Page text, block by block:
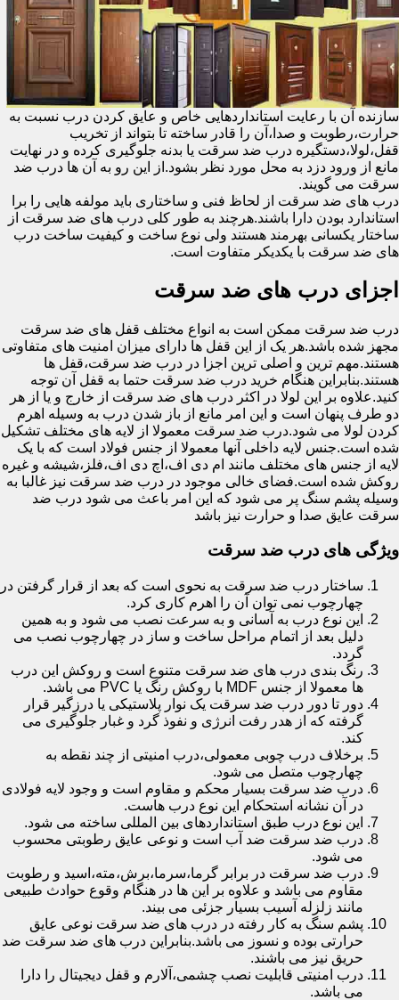
سازنده آن با رعایت استانداردهایی خاص و عایق کردن درب نسبت به
حرارت،رطوبت و صدا،آن را قادر ساخته تا بتواند از تخریب
قفل،لولا،دستگیره درب ضد سرقت یا بدنه جلوگیری کرده و در نهایت
مانع از ورود دزد به محل مورد نظر بشود.از این رو به آن ها درب ضد
سرقت می گویند.
درب های ضد سرقت از لحاظ فنی و ساختاری باید مولفه هایی را برا
استاندارد بودن دارا باشند.هرچند به طور کلی درب های ضد سرقت از
ساختار یکسانی بهرمند هستند ولی نوع ساخت و کیفیت ساخت درب
های ضد سرقت با یکدیکر متفاوت است.
اجزای درب های ضد سرقت
درب ضد سرقت ممکن است به انواع مختلف قفل های ضد سرقت
مجهز شده باشد.هر یک از این قفل ها دارای میزان امنیت های متفاوتی
هستند.مهم ترین و اصلی ترین اجزا در درب ضد سرقت،قفل ها
هستند.بنابراین هنگام خرید درب ضد سرقت حتما به قفل آن توجه
کنید.علاوه بر این لولا در اکثر درب های ضد سرقت از خارج و یا از هر
دو طرف پنهان است و این امر مانع از باز شدن درب به وسیله اهرم
کردن لولا می شود.درب ضد سرقت معمولا از لایه های مختلف تشکیل
شده است.جنس لایه داخلی آنها معمولا از جنس فولاد است که با یک
لایه از جنس های مختلف مانند ام دی اف،اچ دی اف،فلز،شیشه و غیره
روکش شده است.فضای خالی موجود در درب ضد سرقت نیز غالبا به
وسیله پشم سنگ پر می شود که این امر باعث می شود درب ضد
سرقت عایق صدا و حرارت نیز باشد
ویژگی های درب ضد سرقت
ساختار درب ضد سرقت به نحوی است که بعد از قرار گرفتن در
چهارچوب نمی توان آن را اهرم کاری کرد.
این نوع درب به آسانی و به سرعت نصب می شود و به همین
دلیل بعد از اتمام مراحل ساخت و ساز در چهارچوب نصب می
گردد.
رنگ بندی درب های ضد سرقت متنوع است و روکش این درب
ها معمولا از جنس MDF با روکش رنگ یا PVC می باشد.
دور تا دور درب ضد سرقت یک نوار پلاستیکی یا درزگیر قرار
گرفته که از هدر رفت انرژی و نفوذ گرد و غبار جلوگیری می
کند.
برخلاف درب چوبی معمولی،درب امنیتی از چند نقطه به
چهارچوب متصل می شود.
درب ضد سرقت بسیار محکم و مقاوم است و وجود لایه فولادی
در آن نشانه استحکام این نوع درب هاست.
این نوع درب طبق استانداردهای بین المللی ساخته می شود.
درب ضد سرقت ضد آب است و نوعی عایق رطوبتی محسوب
می شود.
درب ضد سرقت در برابر گرما،سرما،برش،مته،اسید و رطوبت
مقاوم می باشد و علاوه بر این ها در هنگام وقوع حوادث طبیعی
مانند زلزله آسیب بسیار جزئی می بیند.
پشم سنگ به کار رفته در درب های ضد سرقت نوعی عایق
حرارتی بوده و نسوز می باشد.بنابراین درب های ضد سرقت ضد
حریق نیز می باشند.
درب امنیتی قابلیت نصب چشمی،آلارم و قفل دیجیتال را دارا
می باشد.